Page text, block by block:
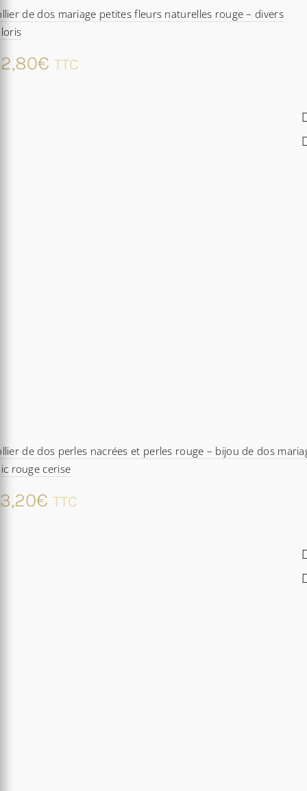
de dos mariage petites fleurs naturelles rouge – divers
€ TTC
de dos perles nacrées et perles rouge – bijou de dos
rouge cerise
€ TTC